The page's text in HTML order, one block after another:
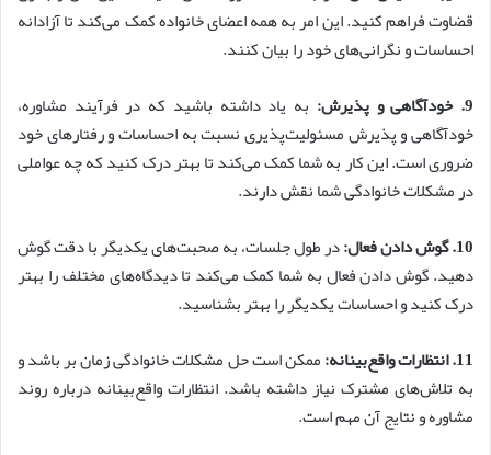
قضاوت فراهم کنید. این امر به همه اعضای خانواده کمک می‌کند تا آزادانه
احساسات و نگرانی‌های خود را بیان کنند.
9. خودآگاهی و پذیرش:
به یاد داشته باشید که در فرآیند مشاوره،
خودآگاهی و پذیرش مسئولیت‌پذیری نسبت به احساسات و رفتارهای خود
ضروری است. این کار به شما کمک می‌کند تا بهتر درک کنید که چه عواملی
در مشکلات خانوادگی شما نقش دارند.
10. گوش دادن فعال:
در طول جلسات، به صحبت‌های یکدیگر با دقت گوش
دهید. گوش دادن فعال به شما کمک می‌کند تا دیدگاه‌های مختلف را بهتر
درک کنید و احساسات یکدیگر را بهتر بشناسید.
11. انتظارات واقع‌بینانه:
ممکن است حل مشکلات خانوادگی زمان بر باشد و
به تلاش‌های مشترک نیاز داشته باشد. انتظارات واقع‌بینانه درباره روند
مشاوره و نتایج آن مهم است.